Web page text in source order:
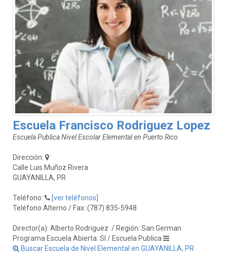
Escuela Francisco Rodriguez Lopez
Escuela Publica Nivel Escolar Elemental en Puerto Rico
Dirección:
Calle Luis Muñoz Rivera
GUAYANILLA, PR
Teléfono:
[ver teléfonos]
Teléfono Alterno / Fax: (787) 835-5948
Director(a): Alberto Rodriguez / Región: San German
Programa Escuela Abierta: SI / Escuela Publica
Buscar Escuela de Nivel Elemental en GUAYANILLA, PR